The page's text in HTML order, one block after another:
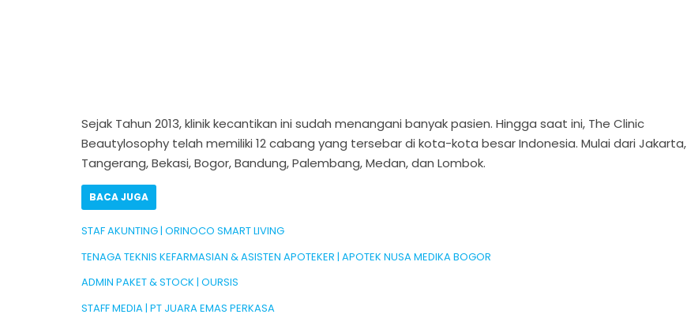
Sejak Tahun 2013, klinik kecantikan ini sudah menangani banyak pasien. Hingga saat ini, The Clinic
Beautylosophy telah memiliki 12 cabang yang tersebar di kota-kota besar Indonesia. Mulai dari Jakarta,
Tangerang, Bekasi, Bogor, Bandung, Palembang, Medan, dan Lombok.
BACA JUGA
STAF AKUNTING | ORINOCO SMART LIVING
TENAGA TEKNIS KEFARMASIAN & ASISTEN APOTEKER | APOTEK NUSA MEDIKA BOGOR
ADMIN PAKET & STOCK | OURSIS
STAFF MEDIA | PT JUARA EMAS PERKASA